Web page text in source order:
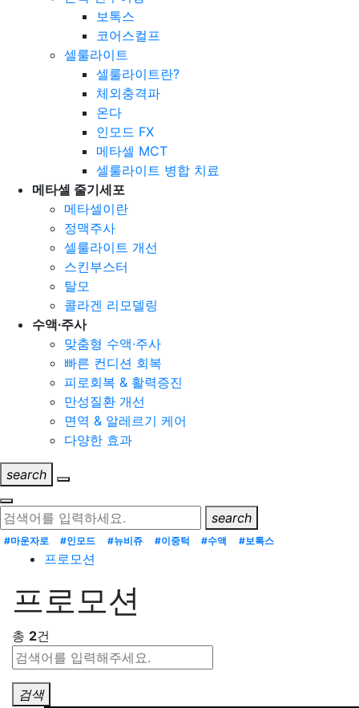
보톡스
코어스컬프
셀룰라이트
셀룰라이트란?
체외충격파
온다
인모드 FX
메타셀 MCT
셀룰라이트 병합 치료
메타셀 줄기세포
메타셀이란
정맥주사
셀룰라이트 개선
스킨부스터
탈모
콜라겐 리모델링
수액∙주사
맞춤형 수액∙주사
빠른 컨디션 회복
피로회복 & 활력증진
만성질환 개선
면역 & 알레르기 케어
다양한 효과
search
search
#마운자로 #인모드 #뉴비쥬 #이중턱 #수액 #보톡스
프로모션
프로모션
총 2건
검색